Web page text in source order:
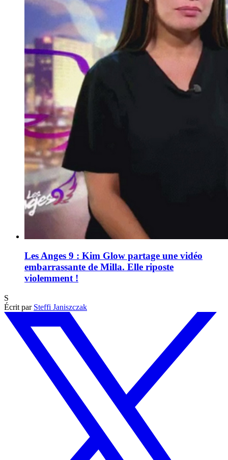
Les Anges 9 : Kim Glow partage une vidéo
embarrassante de Milla. Elle riposte
violemment !
S
Écrit par Steffi Janiszczak